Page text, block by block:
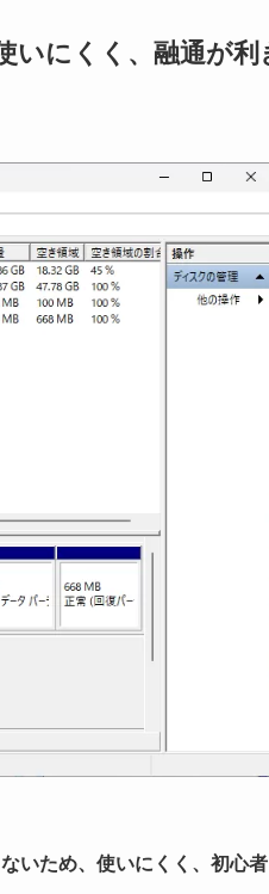
いにくく、融通が利
いため、使いにくく、初心者